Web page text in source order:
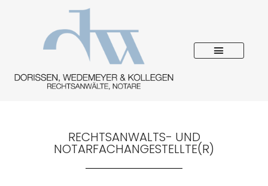
RECHTSANWALTS- UND
NOTARFACHANGESTELLTE(R)